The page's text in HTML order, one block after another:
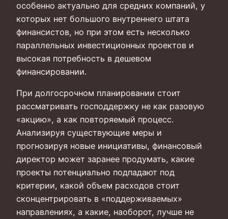
особенно актуально для средних компаний, у
которых нет большого внутреннего штата
финансистов, но при этом есть несколько
параллельных инвестиционных проектов и
высокая потребность в дешевом
финансировании.
При долгосрочном планировании стоит
рассматривать господдержку не как разовую
«акцию», а как повторяемый процесс.
Анализируя существующие меры и
прогнозируя новые инициативы, финансовый
директор может заранее продумать, какие
проекты потенциально подпадают под
критерии, какой объем расходов стоит
сконцентрировать в «поддерживаемых»
направлениях, а какие, наоборот, лучше не